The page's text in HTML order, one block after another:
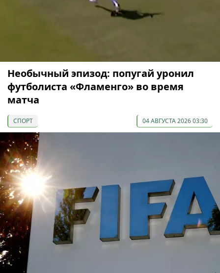
Необычный эпизод: попугай уронил
футболиста «Фламенго» во время
матча
СПОРТ 04 АВГУСТА 2026 03:30